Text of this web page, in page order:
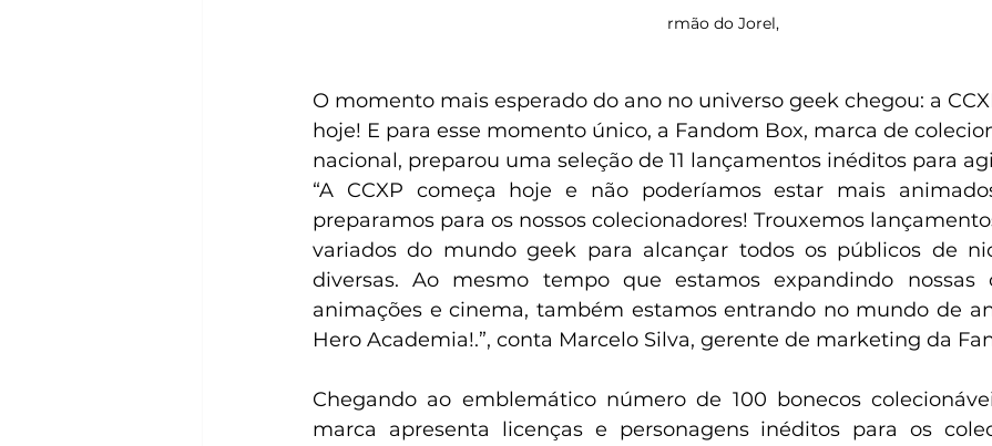
rmão do Jorel,
O momento mais esperado do ano no universo geek chegou: a
hoje! E para esse momento único, a Fandom Box, marca de
nacional, preparou uma seleção de 11 lançamentos inéditos para
“A CCXP começa hoje e não poderíamos estar mais
preparamos para os nossos colecionadores! Trouxemos
variados do mundo geek para alcançar todos os públicos de
diversas. Ao mesmo tempo que estamos expandindo nossas
animações e cinema, também estamos entrando no mundo de
Hero Academia!.”, conta Marcelo Silva, gerente de marketing da
Chegando ao emblemático número de 100 bonecos
marca apresenta licenças e personagens inéditos para os